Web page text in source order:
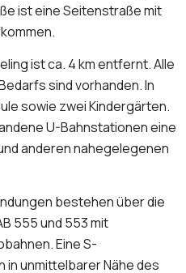
ist eine Seitenstraße mit
ist ca. 4 km entfernt. Alle
sind vorhanden. In
sowie zwei Kindergärten.
U-Bahnstationen eine
anderen nahegelegenen
bestehen über die
555 und 553 mit
Eine S-
unmittelbarer Nähe des